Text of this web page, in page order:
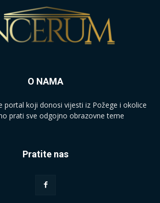
O NAMA
portal koji donosi vijesti iz Požege i okolice
prati sve odgojno obrazovne teme
Pratite nas